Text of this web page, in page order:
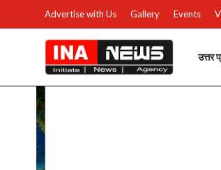
Advertise with Us Gallery Events
उत्तर
उत्तर प्रदेश
Advertise with Us
Events